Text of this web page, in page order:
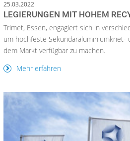
25.03.2022
LEGIERUNGEN MIT HOHEM
Trimet, Essen, engagiert sich in
um hochfeste Sekundäraluminiumknet-
dem Markt verfügbar zu machen.
Mehr erfahren